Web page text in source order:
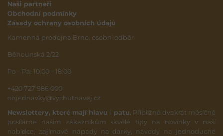
Naši partneři
Obchodní podmínky
Zásady ochrany osobních údajů
Kamenná prodejna Brno, osobní odběr
Běhounská 2/22
Po – Pá: 10:00 – 18:00
+420 727 986 000
objednavky@vychutnavej.cz
Newslettery, které mají hlavu i patu.Přibližně dvakrát měsíčně
posíláme našim zákazníkům skvělé tipy na novinky v naší
nabídce, zajímavé nápady na dárky, návody na jednoduché